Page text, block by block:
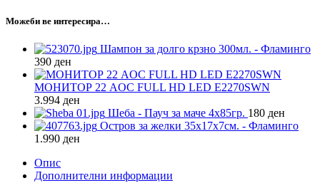
Можеби ве интересира…
Шампон за долго крзно 300мл. - Фламинго
390 ден
МОНИТОР 22 AOC FULL HD LED E2270SWN
3.994 ден
Шеба - Пауч за маче 4х85гр. 180 ден
Остров за желки 35х17х7см. - Фламинго
1.990 ден
Опис
Дополнителни информации